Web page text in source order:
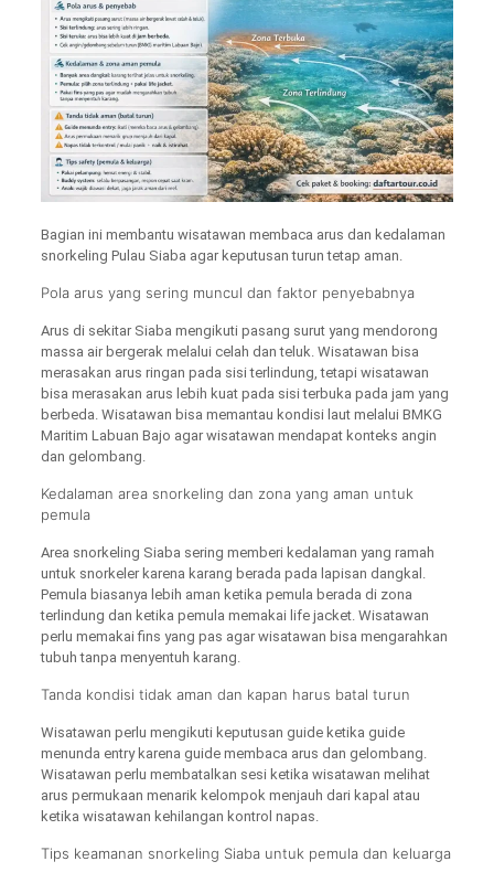
Bagian ini membantu wisatawan membaca arus dan kedalaman
snorkeling Pulau Siaba agar keputusan turun tetap aman.
Pola arus yang sering muncul dan faktor penyebabnya
Arus di sekitar Siaba mengikuti pasang surut yang mendorong
massa air bergerak melalui celah dan teluk. Wisatawan bisa
merasakan arus ringan pada sisi terlindung, tetapi wisatawan
bisa merasakan arus lebih kuat pada sisi terbuka pada jam yang
berbeda. Wisatawan bisa memantau kondisi laut melalui BMKG
Maritim Labuan Bajo agar wisatawan mendapat konteks angin
dan gelombang.
Kedalaman area snorkeling dan zona yang aman untuk
pemula
Area snorkeling Siaba sering memberi kedalaman yang ramah
untuk snorkeler karena karang berada pada lapisan dangkal.
Pemula biasanya lebih aman ketika pemula berada di zona
terlindung dan ketika pemula memakai life jacket. Wisatawan
perlu memakai fins yang pas agar wisatawan bisa mengarahkan
tubuh tanpa menyentuh karang.
Tanda kondisi tidak aman dan kapan harus batal turun
Wisatawan perlu mengikuti keputusan guide ketika guide
menunda entry karena guide membaca arus dan gelombang.
Wisatawan perlu membatalkan sesi ketika wisatawan melihat
arus permukaan menarik kelompok menjauh dari kapal atau
ketika wisatawan kehilangan kontrol napas.
Tips keamanan snorkeling Siaba untuk pemula dan keluarga